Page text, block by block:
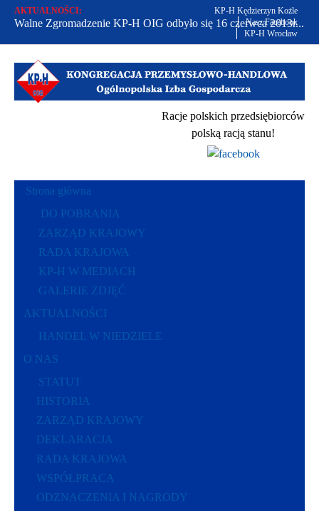
AKTUALNOŚCI:
Walne Zgromadzenie KP-H OIG odbyło się 16 czerwca 2013r...
Od 2002 r. bronimy praw polskich przedsiębiorców...
Racje polskich przedsiębiorców polską racją stanu...
KP-H Kędzierzyn Kożle
Nasz Facebook
KP-H Wrocław
Racje polskich przedsiębiorców
polską racją stanu!
Strona główna
DO POBRANIA
ZARZĄD KRAJOWY
RADA KRAJOWA
KP-H W MEDIACH
GALERIE ZDJĘĆ
AKTUALNOŚCI
HANDEL W NIEDZIELE
O NAS
STATUT
HISTORIA
ZARZĄD KRAJOWY
DEKLARACJA
RADA KRAJOWA
WSPÓŁPRACA
ODZNACZENIA I NAGRODY